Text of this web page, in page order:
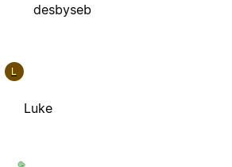
desbyseb
L
Luke